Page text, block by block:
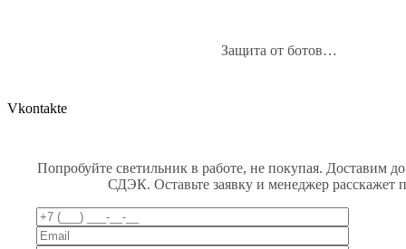
Защита от ботов…
Vkontakte
Попробуйте светильник в работе, не покупая. Доставим
СДЭК. Оставьте заявку и менеджер расскажет